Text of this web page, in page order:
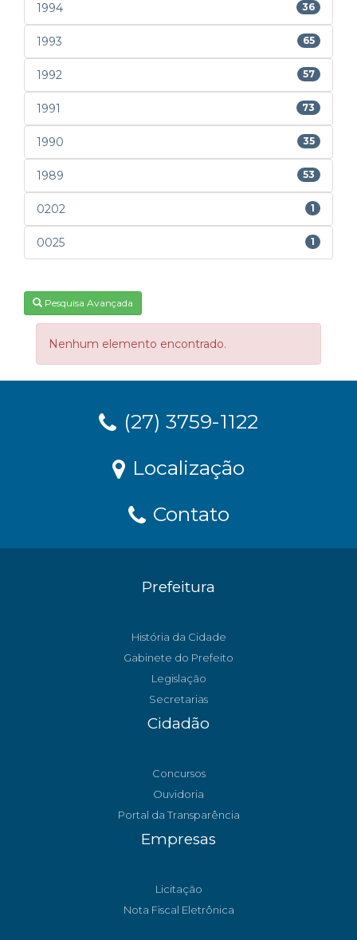
1994 36
1993 65
1992 57
1991 73
1990 35
1989 53
0202 1
0025 1
Pesquisa Avançada
Nenhum elemento encontrado.
(27) 3759-1122
Localização
Contato
Prefeitura
História da Cidade
Gabinete do Prefeito
Legislação
Secretarias
Cidadão
Concursos
Ouvidoria
Portal da Transparência
Empresas
Licitação
Nota Fiscal Eletrônica